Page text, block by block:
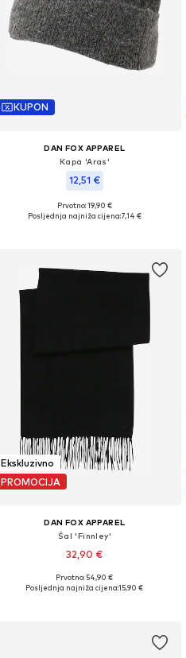
KUPON
DAN FOX APPAREL
Kapa 'Aras'
12,51 €
Dostupne veličine: 55-60
Prvotno: 19,90 €
Posljednja najniža cijena:7,14 €
Ekskluzivno
PROMOCIJA
DAN FOX APPAREL
Šal 'Finnley'
32,90 €
Dostupne veličine: One Size
Prvotno: 54,90 €
Posljednja najniža cijena:15,90 €